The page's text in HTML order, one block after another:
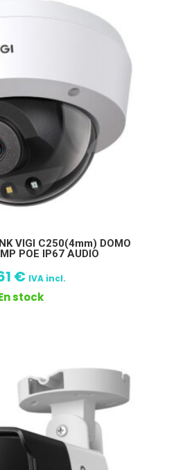
VIGI C250(4mm) DOMO
POE IP67 AUDIO
€ IVA incl.
stock